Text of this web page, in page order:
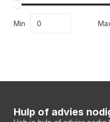
Min
Hulp of advies